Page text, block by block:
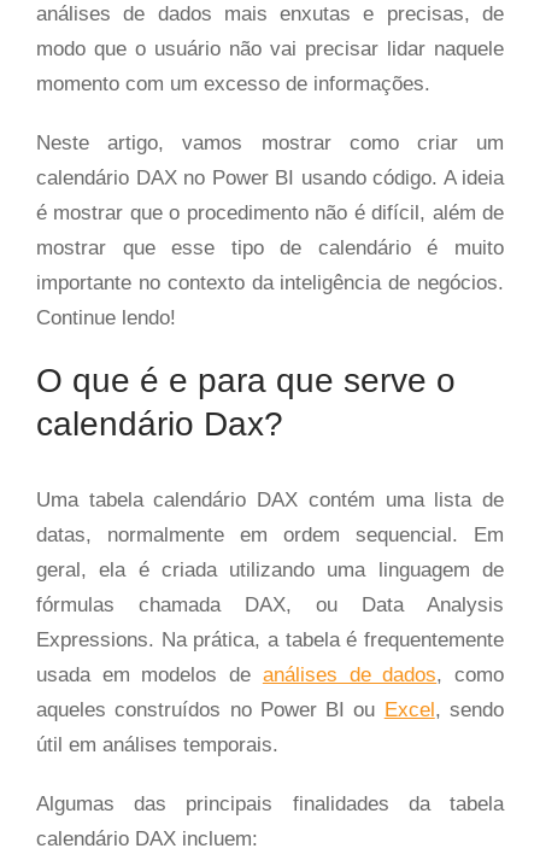
análises de dados mais enxutas e precisas, de
modo que o usuário não vai precisar lidar naquele
momento com um excesso de informações.
Neste artigo, vamos mostrar como criar um
calendário DAX no Power BI usando código. A ideia
é mostrar que o procedimento não é difícil, além de
mostrar que esse tipo de calendário é muito
importante no contexto da inteligência de negócios.
Continue lendo!
O que é e para que serve o
calendário Dax?
Uma tabela calendário DAX contém uma lista de
datas, normalmente em ordem sequencial. Em
geral, ela é criada utilizando uma linguagem de
fórmulas chamada DAX, ou Data Analysis
Expressions. Na prática, a tabela é frequentemente
usada em modelos de análises de dados, como
aqueles construídos no Power BI ou Excel, sendo
útil em análises temporais.
Algumas das principais finalidades da tabela
calendário DAX incluem: